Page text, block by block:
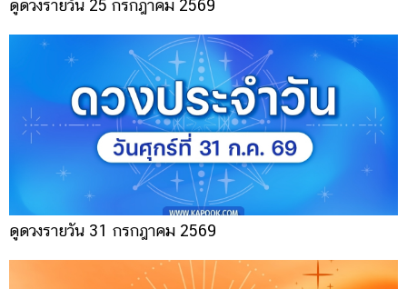
ดูดวงรายวัน 25 กรกฎาคม 2569
ดูดวงรายวัน 31 กรกฎาคม 2569